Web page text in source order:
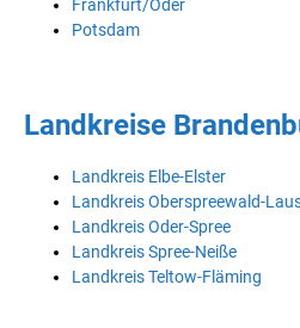
Frankfurt/Oder
Potsdam
Landkreise
Landkreis Elbe-Elster
Landkreis Oberspreewald-
Landkreis Oder-Spree
Landkreis Spree-Neiße
Landkreis Teltow-Fläming